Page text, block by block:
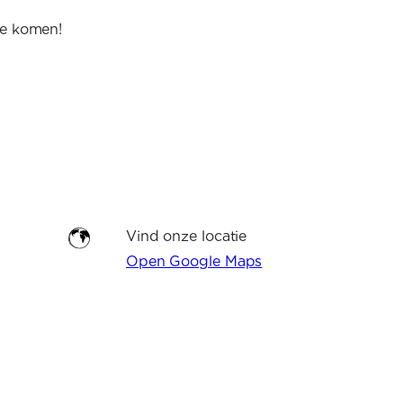
komen!
Vind onze locatie
Open Google Maps